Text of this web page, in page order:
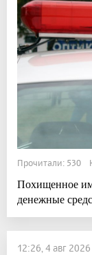
Прочитали: 530
Похищенное
денежные
12:26, 4 авг 2026